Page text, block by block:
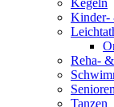
Kegeln
Kinder-
Reha-
Tanzen